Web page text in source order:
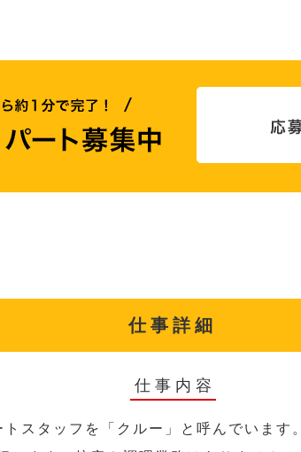
仕事詳細
仕事内容
スタッフを「クルー」と呼んでいます